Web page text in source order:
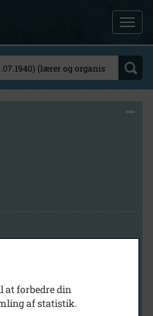
at forbedre din
af statistik.